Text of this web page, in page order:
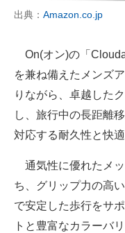
出典： Amazon.co.jp
On(オン)の「
を兼ね備えたメンズ
りながら、卓越した
し、旅行中の長距離
対応する耐久性と快
通気性に優れたメ
ち、グリップ力の高
で安定した歩行をサ
トと豊富なカラーバ